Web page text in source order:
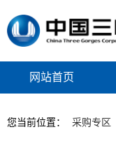
网站首页
您当前位置： 采购专区